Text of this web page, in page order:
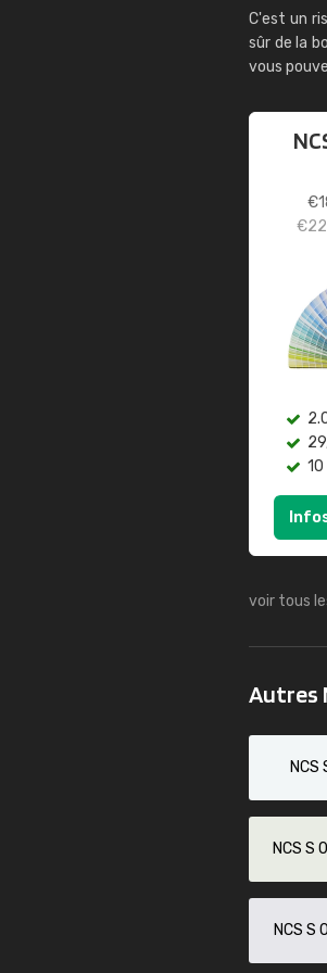
C'est un
sûr de la
vous
€
€
voir tous
Autres
NCS
NCS S
NCS S